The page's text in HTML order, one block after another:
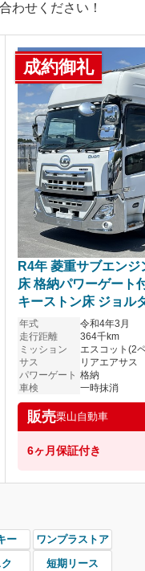
わせください！
成約御礼
R4年 菱重サブエン
床 格納パワーゲート
キーストン床 ジョル
クオン
年式
令和4年3月
走行距離
364千km
ミッション
サス
リアエアサス
パワーゲート 格納
車検
一時抹消
販売栗山自動車
6ヶ月保証付き
ー
ワンプラストア
短期リース